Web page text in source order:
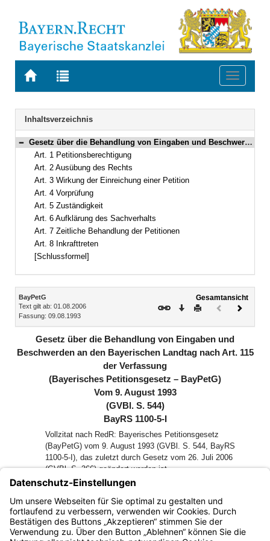
Zur
BAYERN.RECHT
Zur
letzten
Suche
Toggle
Navigation
Inhaltsverzeichnis
Bereich reduzieren
Gesetz über die Behandlung von Eingaben und Beschwerden an den Bayerischen Landtag nach Art. 115 der Verfassung (Bayerisches Petitionsgesetz – BayPetG) Vom 9. August 1993 (GVBl. S. 544) BayRS 1100-5-I (Art. 1–8)
Art. 1 Petitionsberechtigung
Art. 2 Ausübung des Rechts
Art. 3 Wirkung der Einreichung einer Petition
Art. 4 Vorprüfung
Art. 5 Zuständigkeit
Art. 6 Aufklärung des Sachverhalts
Art. 7 Zeitliche Behandlung der Petitionen
Art. 8 Inkrafttreten
[Schlussformel]
Inhalt
BayPetG
Text gilt ab: 01.08.2006
Fassung: 09.08.1993
Gesamtansicht
Download
DruckenVorheriges
(inaktiv)
Gesetz über die Behandlung von Eingaben und
Beschwerden an den Bayerischen Landtag nach Art. 115
der Verfassung
(Bayerisches Petitionsgesetz – BayPetG)
Vom 9. August 1993
(GVBl. S. 544)
BayRS 1100-5-I
Vollzitat nach RedR: Bayerisches Petitionsgesetz
(BayPetG) vom 9. August 1993 (GVBl. S. 544, BayRS
1100-5-I), das zuletzt durch Gesetz vom 26. Juli 2006
(GVBl. S. 366) geändert worden ist
beschlossen, das nach Anhörung des Senats hiermit
bekanntgemacht wird: